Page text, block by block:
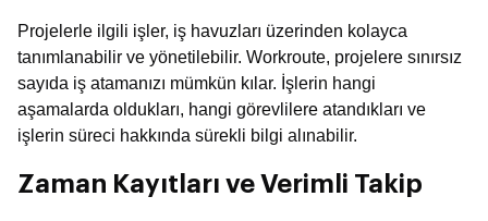
Projelerle ilgili işler, iş havuzları üzerinden kolayca
tanımlanabilir ve yönetilebilir. Workroute, projelere sınırsız
sayıda iş atamanızı mümkün kılar. İşlerin hangi
aşamalarda oldukları, hangi görevlilere atandıkları ve
işlerin süreci hakkında sürekli bilgi alınabilir.
Zaman Kayıtları ve Verimli Takip